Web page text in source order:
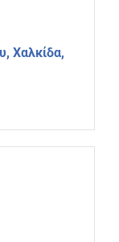
Χαλκίδα,